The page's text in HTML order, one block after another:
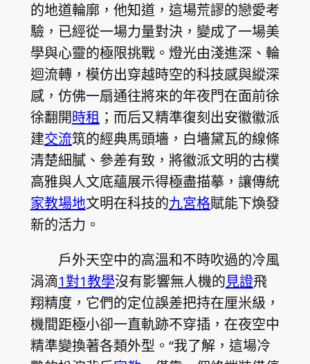
的地道輪廓，他知道，這場荒謬的戀愛考
驗，已經從一場力量對決，變成了一場美
學與心靈的極限挑戰。燈光由淺進深、輪
迴流轉，模仿出穿越時空的科技感與縱深
感，仿佛一扇通往將來的年夜門在面前徐
徐翻開時租 ；而后又精準復刻出安徽徽派
建交流筑的經典馬頭墻，白墻黛瓦的線條
清楚細膩、參差有致，將徽派文明的古樸
高雅與人文底蘊展示得極盡描摹，讓傳統
家教場地文明在科技的九宮格賦能下煥發
新的活力。
戶外天空中的高溫和不時吹過的冷風
涓滴1對1教學沒有影響無人機的見證飛
翔精度，它們的定位誤差把持在厘米級，
機間距極小卻一直軌跡不穿插，在夜空中
精準變換著各類外型。“我了解，這場冷